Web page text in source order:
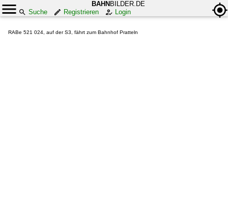
BAHN BILDER.DE
Suche
Registrieren Login
RABe 521 024, auf der S3, fährt zum Bahnhof Pratteln